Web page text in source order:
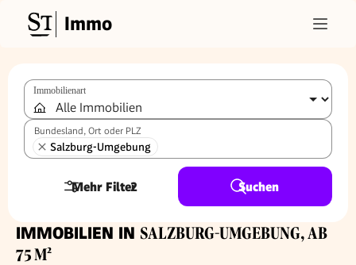
Immo
Immobilienart
Bundesland, Ort oder PLZ
Salzburg-Umgebung
Mehr Filter
2 Suchen
IMMOBILIEN IN SALZBURG-UMGEBUNG, AB
75 M²